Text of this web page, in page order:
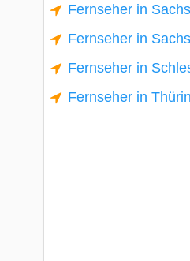
Fernseher in
Fernseher in
Fernseher in
Fernseher in